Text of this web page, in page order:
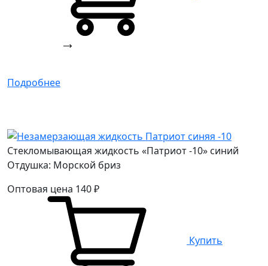
Подробнее
Стекломывающая жидкость «Патриот -10» синий
Отдушка: Морской бриз
Оптовая цена 140₽
Купить